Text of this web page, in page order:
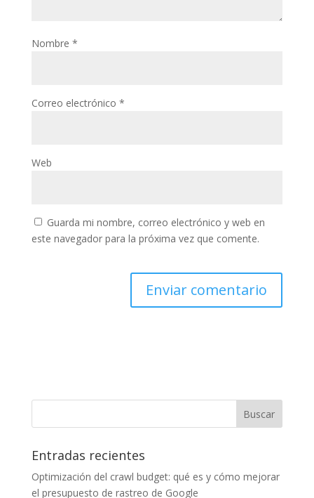
Nombre *
Correo electrónico *
Web
Guarda mi nombre, correo electrónico y web en
este navegador para la próxima vez que comente.
Entradas recientes
Optimización del crawl budget: qué es y cómo mejorar
el presupuesto de rastreo de Google